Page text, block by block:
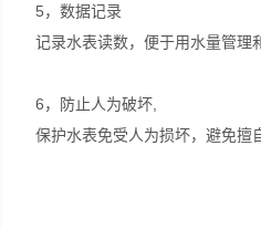
5，数据记录
记录水表读数，便于用水量管理
6，防止人为破坏,
保护水表免受人为损坏，避免擅